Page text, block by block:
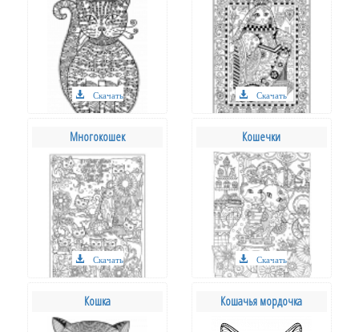
Скачать Скачать
Многокошек
Скачать
Кошечки
Скачать
Кошка Кошачья мордочка